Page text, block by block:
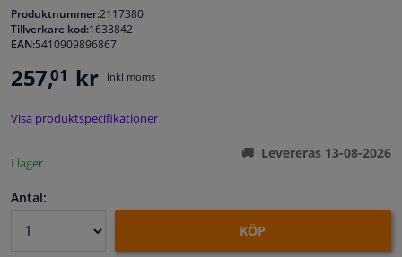
Bilvård & Tillbehör
Produktnummer:2117380
Tillverkare kod:1633842
EAN:5410909896867
257,01 kr Inkl moms
Visa produktspecifikationer
I lager
Levereras 13-08-2026
Antal:
KÖP